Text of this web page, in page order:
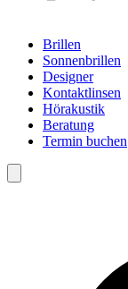
Brillen
Sonnenbrillen
Designer
Kontaktlinsen
Hörakustik
Beratung
Termin buchen